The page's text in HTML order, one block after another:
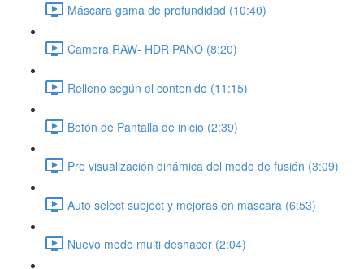
Máscara gama de profundidad (10:40)
Camera RAW- HDR PANO (8:20)
Relleno según el contenido (11:15)
Botón de Pantalla de inicio (2:39)
Pre visualización dinámica del modo de fusión (3:09)
Auto select subject y mejoras en mascara (6:53)
Nuevo modo multi deshacer (2:04)